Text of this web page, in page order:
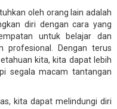
oleh orang lain adalah
diri dengan cara yang
untuk belajar dan
profesional. Dengan terus
kita, kita dapat lebih
segala macam tantangan
kita dapat melindungi diri